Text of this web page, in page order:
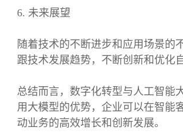
6. 未来展望
随着技术的不断进步和应用场景的
跟技术发展趋势，不断创新和优化
总结而言，数字化转型与人工智能
用大模型的优势，企业可以在智能
动业务的高效增长和创新发展。